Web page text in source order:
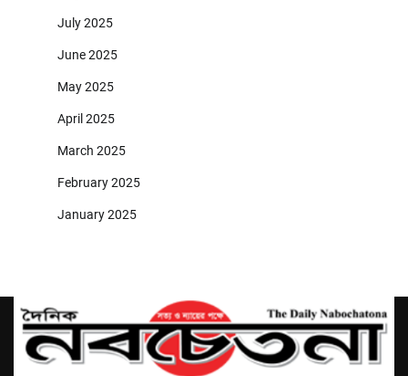
July 2025
June 2025
May 2025
April 2025
March 2025
February 2025
January 2025